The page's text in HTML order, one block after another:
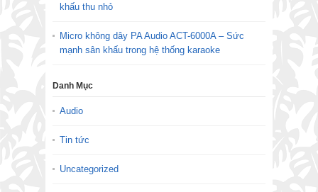
khấu thu nhỏ
Micro không dây PA Audio ACT-6000A – Sức
mạnh sân khấu trong hệ thống karaoke
Danh Mục
Audio
Tin tức
Uncategorized